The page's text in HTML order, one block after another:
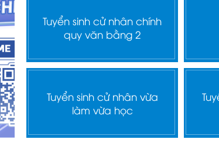
Tuyển sinh cử nhân chính
quy văn bằng 2
Tuyển sinh cử nhân vừa
làm vừa học